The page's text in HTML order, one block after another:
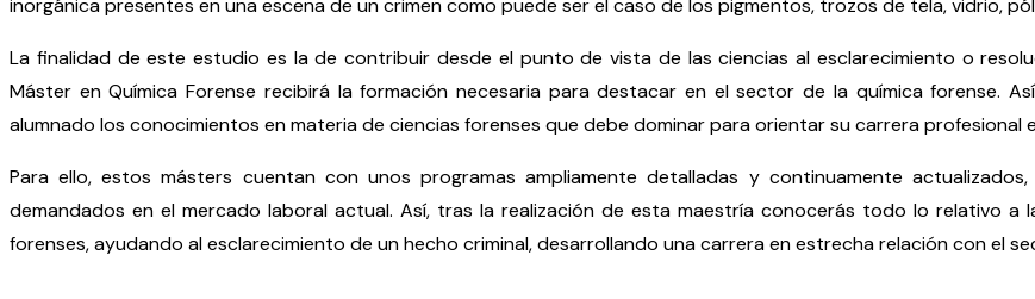
inorgánica presentes en una escena de un crimen como puede ser el caso de los pigmentos, trozos de tela, vidrio,
La finalidad de este estudio es la de contribuir desde el punto de vista de las ciencias al esclarecimiento o
Máster en Química Forense recibirá la formación necesaria para destacar en el sector de la química forense.
alumnado los conocimientos en materia de ciencias forenses que debe dominar para orientar su carrera profesional
Para ello, estos másters cuentan con unos programas ampliamente detalladas y continuamente
demandados en el mercado laboral actual. Así, tras la realización de esta maestría conocerás todo lo relativo a
forenses, ayudando al esclarecimiento de un hecho criminal, desarrollando una carrera en estrecha relación con el